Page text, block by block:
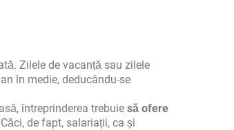
Zilele de vacanță sau zilele
în medie, deducându-se
întreprinderea trebuie să ofere
de fapt, salariații, ca și